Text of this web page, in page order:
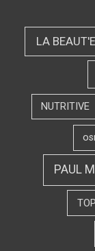
LA BEAUT'E
NUTRITIVE
PAUL